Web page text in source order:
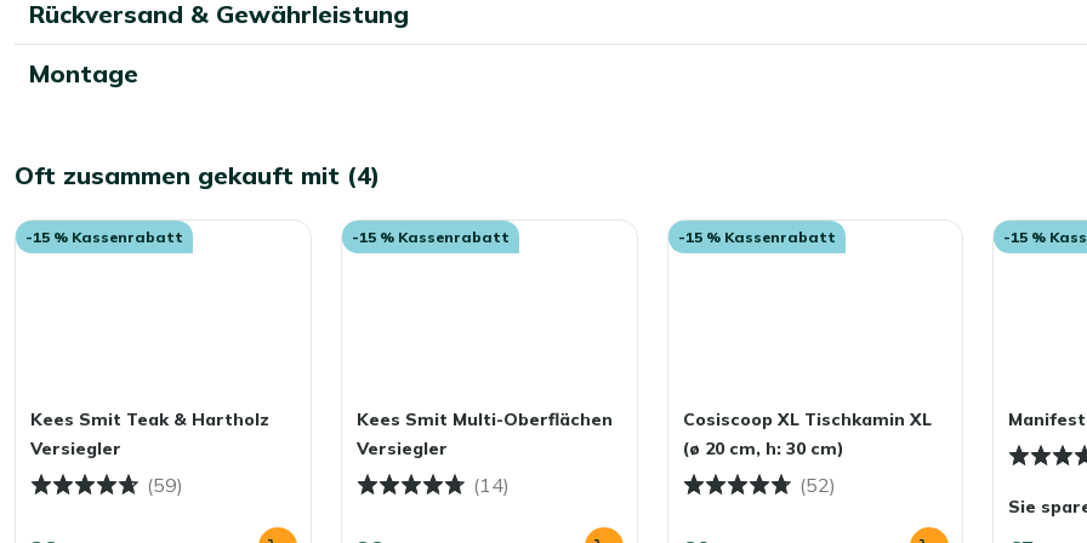
Rückversand & Gewährleistung
Montage
Oft zusammen gekauft mit (4)
-15 % Kassenrabatt
Kees Smit Teak & Hartholz
Versiegler
(59)
-15 % Kassenrabatt
Kees Smit Multi-Oberflächen
Versiegler
(14)
-15 % Kassenrabatt
Cosiscoop XL Tischkamin XL
(ø 20 cm, h: 30 cm)
(52)
-15 %
Sie